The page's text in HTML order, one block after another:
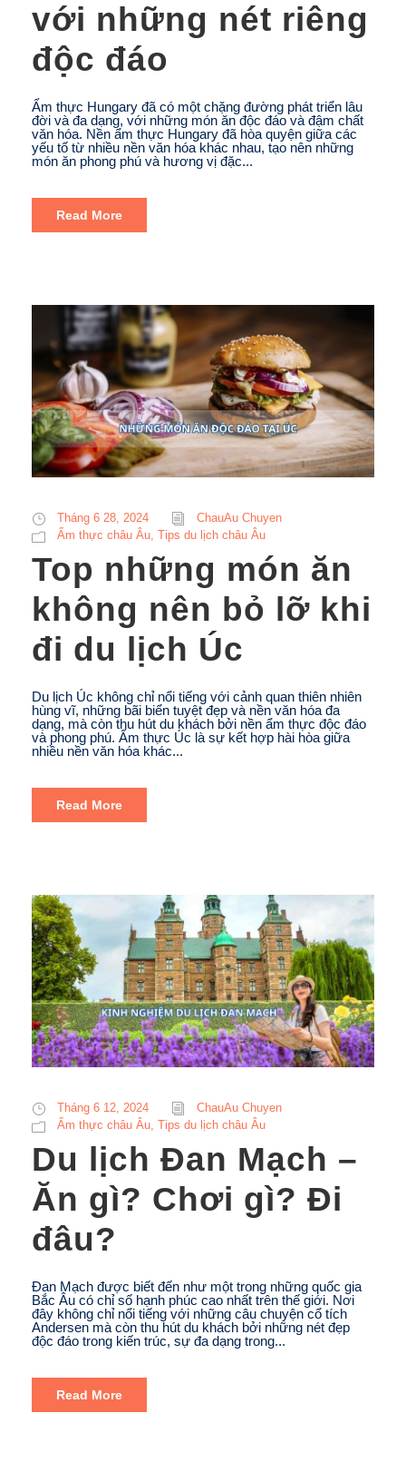
với những nét riêng
độc đáo
Ẩm thực Hungary đã có một chặng đường phát triển lâu
đời và đa dạng, với những món ăn độc đáo và đậm chất
văn hóa. Nền ẩm thực Hungary đã hòa quyện giữa các
yếu tố từ nhiều nền văn hóa khác nhau, tạo nên những
món ăn phong phú và hương vị đặc...
Read More
Tháng 6 28, 2024
ChauAu Chuyen
Ẩm thực châu Âu, Tips du lịch châu Âu
Top những món ăn
không nên bỏ lỡ khi
đi du lịch Úc
Du lịch Úc không chỉ nổi tiếng với cảnh quan thiên nhiên
hùng vĩ, những bãi biển tuyệt đẹp và nền văn hóa đa
dạng, mà còn thu hút du khách bởi nền ẩm thực độc đáo
và phong phú. Ẩm thực Úc là sự kết hợp hài hòa giữa
nhiều nền văn hóa khác...
Read More
Tháng 6 12, 2024
ChauAu Chuyen
Ẩm thực châu Âu, Tips du lịch châu Âu
Du lịch Đan Mạch –
Ăn gì? Chơi gì? Đi
đâu?
Đan Mạch được biết đến như một trong những quốc gia
Bắc Âu có chỉ số hạnh phúc cao nhất trên thế giới. Nơi
đây không chỉ nổi tiếng với những câu chuyện cổ tích
Andersen mà còn thu hút du khách bởi những nét đẹp
độc đáo trong kiến trúc, sự đa dạng trong...
Read More